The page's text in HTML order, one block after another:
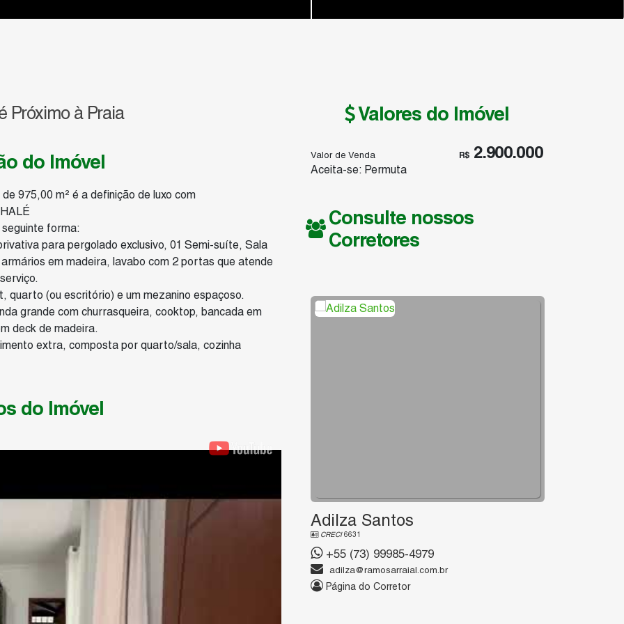
Próximo à Praia
do Imóvel
975,00 m² é a definição de luxo com
forma:
para pergolado exclusivo, 01 Semi-suíte, Sala
em madeira, lavabo com 2 portas que atende
quarto (ou escritório) e um mezanino espaçoso.
grande com churrasqueira, cooktop, bancada em
deck de madeira.
extra, composta por quarto/sala, cozinha
área de deposito, canil.
do Imóvel
Valores do Imóvel
R$ 2.900.000
Valor de Venda
Aceita-se: Permuta
Consulte nossos
Corretores
Adilza Santos
CRECI6631
+55 (73) 99985-4979
adilza@ramosarraial.com.br
Página do Corretor